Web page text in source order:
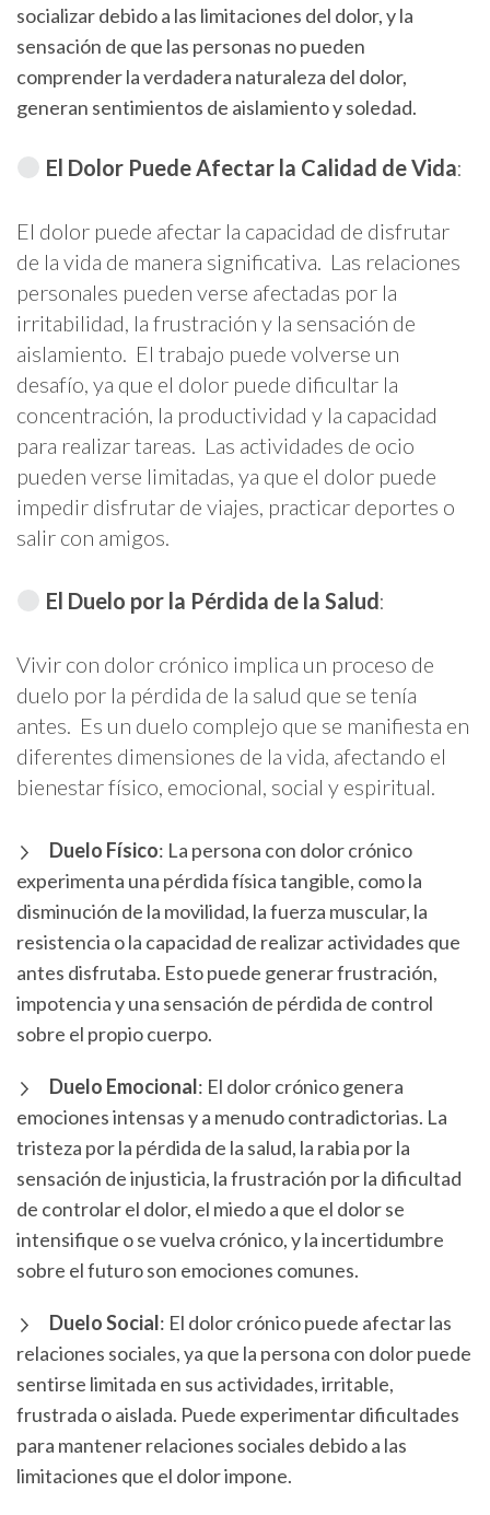
socializar debido a las limitaciones del dolor, y la
sensación de que las personas no pueden
comprender la verdadera naturaleza del dolor,
generan sentimientos de aislamiento y soledad.
El Dolor Puede Afectar la Calidad de Vida:
El dolor puede afectar la capacidad de disfrutar
de la vida de manera significativa. Las relaciones
personales pueden verse afectadas por la
irritabilidad, la frustración y la sensación de
aislamiento. El trabajo puede volverse un
desafío, ya que el dolor puede dificultar la
concentración, la productividad y la capacidad
para realizar tareas. Las actividades de ocio
pueden verse limitadas, ya que el dolor puede
impedir disfrutar de viajes, practicar deportes o
salir con amigos.
El Duelo por la Pérdida de la Salud:
Vivir con dolor crónico implica un proceso de
duelo por la pérdida de la salud que se tenía
antes. Es un duelo complejo que se manifiesta en
diferentes dimensiones de la vida, afectando el
bienestar físico, emocional, social y espiritual.
Duelo Físico: La persona con dolor crónico
experimenta una pérdida física tangible, como la
disminución de la movilidad, la fuerza muscular, la
resistencia o la capacidad de realizar actividades que
antes disfrutaba. Esto puede generar frustración,
impotencia y una sensación de pérdida de control
sobre el propio cuerpo.
Duelo Emocional: El dolor crónico genera
emociones intensas y a menudo contradictorias. La
tristeza por la pérdida de la salud, la rabia por la
sensación de injusticia, la frustración por la dificultad
de controlar el dolor, el miedo a que el dolor se
intensifique o se vuelva crónico, y la incertidumbre
sobre el futuro son emociones comunes.
Duelo Social: El dolor crónico puede afectar las
relaciones sociales, ya que la persona con dolor puede
sentirse limitada en sus actividades, irritable,
frustrada o aislada. Puede experimentar dificultades
para mantener relaciones sociales debido a las
limitaciones que el dolor impone.